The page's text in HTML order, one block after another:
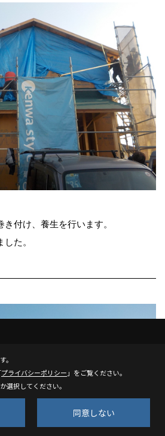
付け、養生を行います。
た。
。
プライバシーポリシー 」をご覧ください。
選択してください。
同意しない